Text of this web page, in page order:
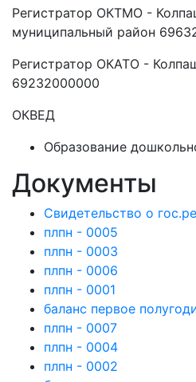
Регистратор ОКТМО -
муниципальный район
Регистратор ОКАТО -
69232000000
ОКВЕД
Образование
Документы
Свидетельство о
плпн - 0005
плпн - 0003
плпн - 0006
плпн - 0001
баланс первое
плпн - 0007
плпн - 0004
плпн - 0002